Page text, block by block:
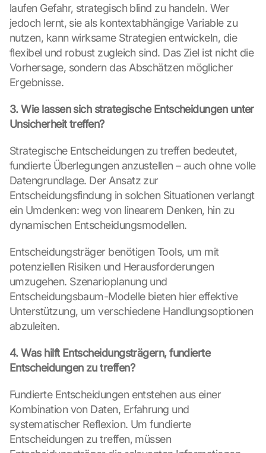
laufen Gefahr, strategisch blind zu handeln. Wer
jedoch lernt, sie als kontextabhängige Variable zu
nutzen, kann wirksame Strategien entwickeln, die
flexibel und robust zugleich sind. Das Ziel ist nicht die
Vorhersage, sondern das Abschätzen möglicher
Ergebnisse.
3. Wie lassen sich strategische Entscheidungen unter
Unsicherheit treffen?
Strategische Entscheidungen zu treffen bedeutet,
fundierte Überlegungen anzustellen – auch ohne volle
Datengrundlage. Der Ansatz zur
Entscheidungsfindung in solchen Situationen verlangt
ein Umdenken: weg von linearem Denken, hin zu
dynamischen Entscheidungsmodellen.
Entscheidungsträger benötigen Tools, um mit
potenziellen Risiken und Herausforderungen
umzugehen. Szenarioplanung und
Entscheidungsbaum-Modelle bieten hier effektive
Unterstützung, um verschiedene Handlungsoptionen
abzuleiten.
4. Was hilft Entscheidungsträgern, fundierte
Entscheidungen zu treffen?
Fundierte Entscheidungen entstehen aus einer
Kombination von Daten, Erfahrung und
systematischer Reflexion. Um fundierte
Entscheidungen zu treffen, müssen
G
o
o
g
e
M
p
s
-
K
r
t
a
d
e
n